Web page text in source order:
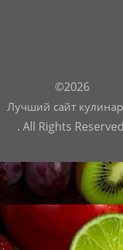
©2026
Лучший сайт
. All Rights